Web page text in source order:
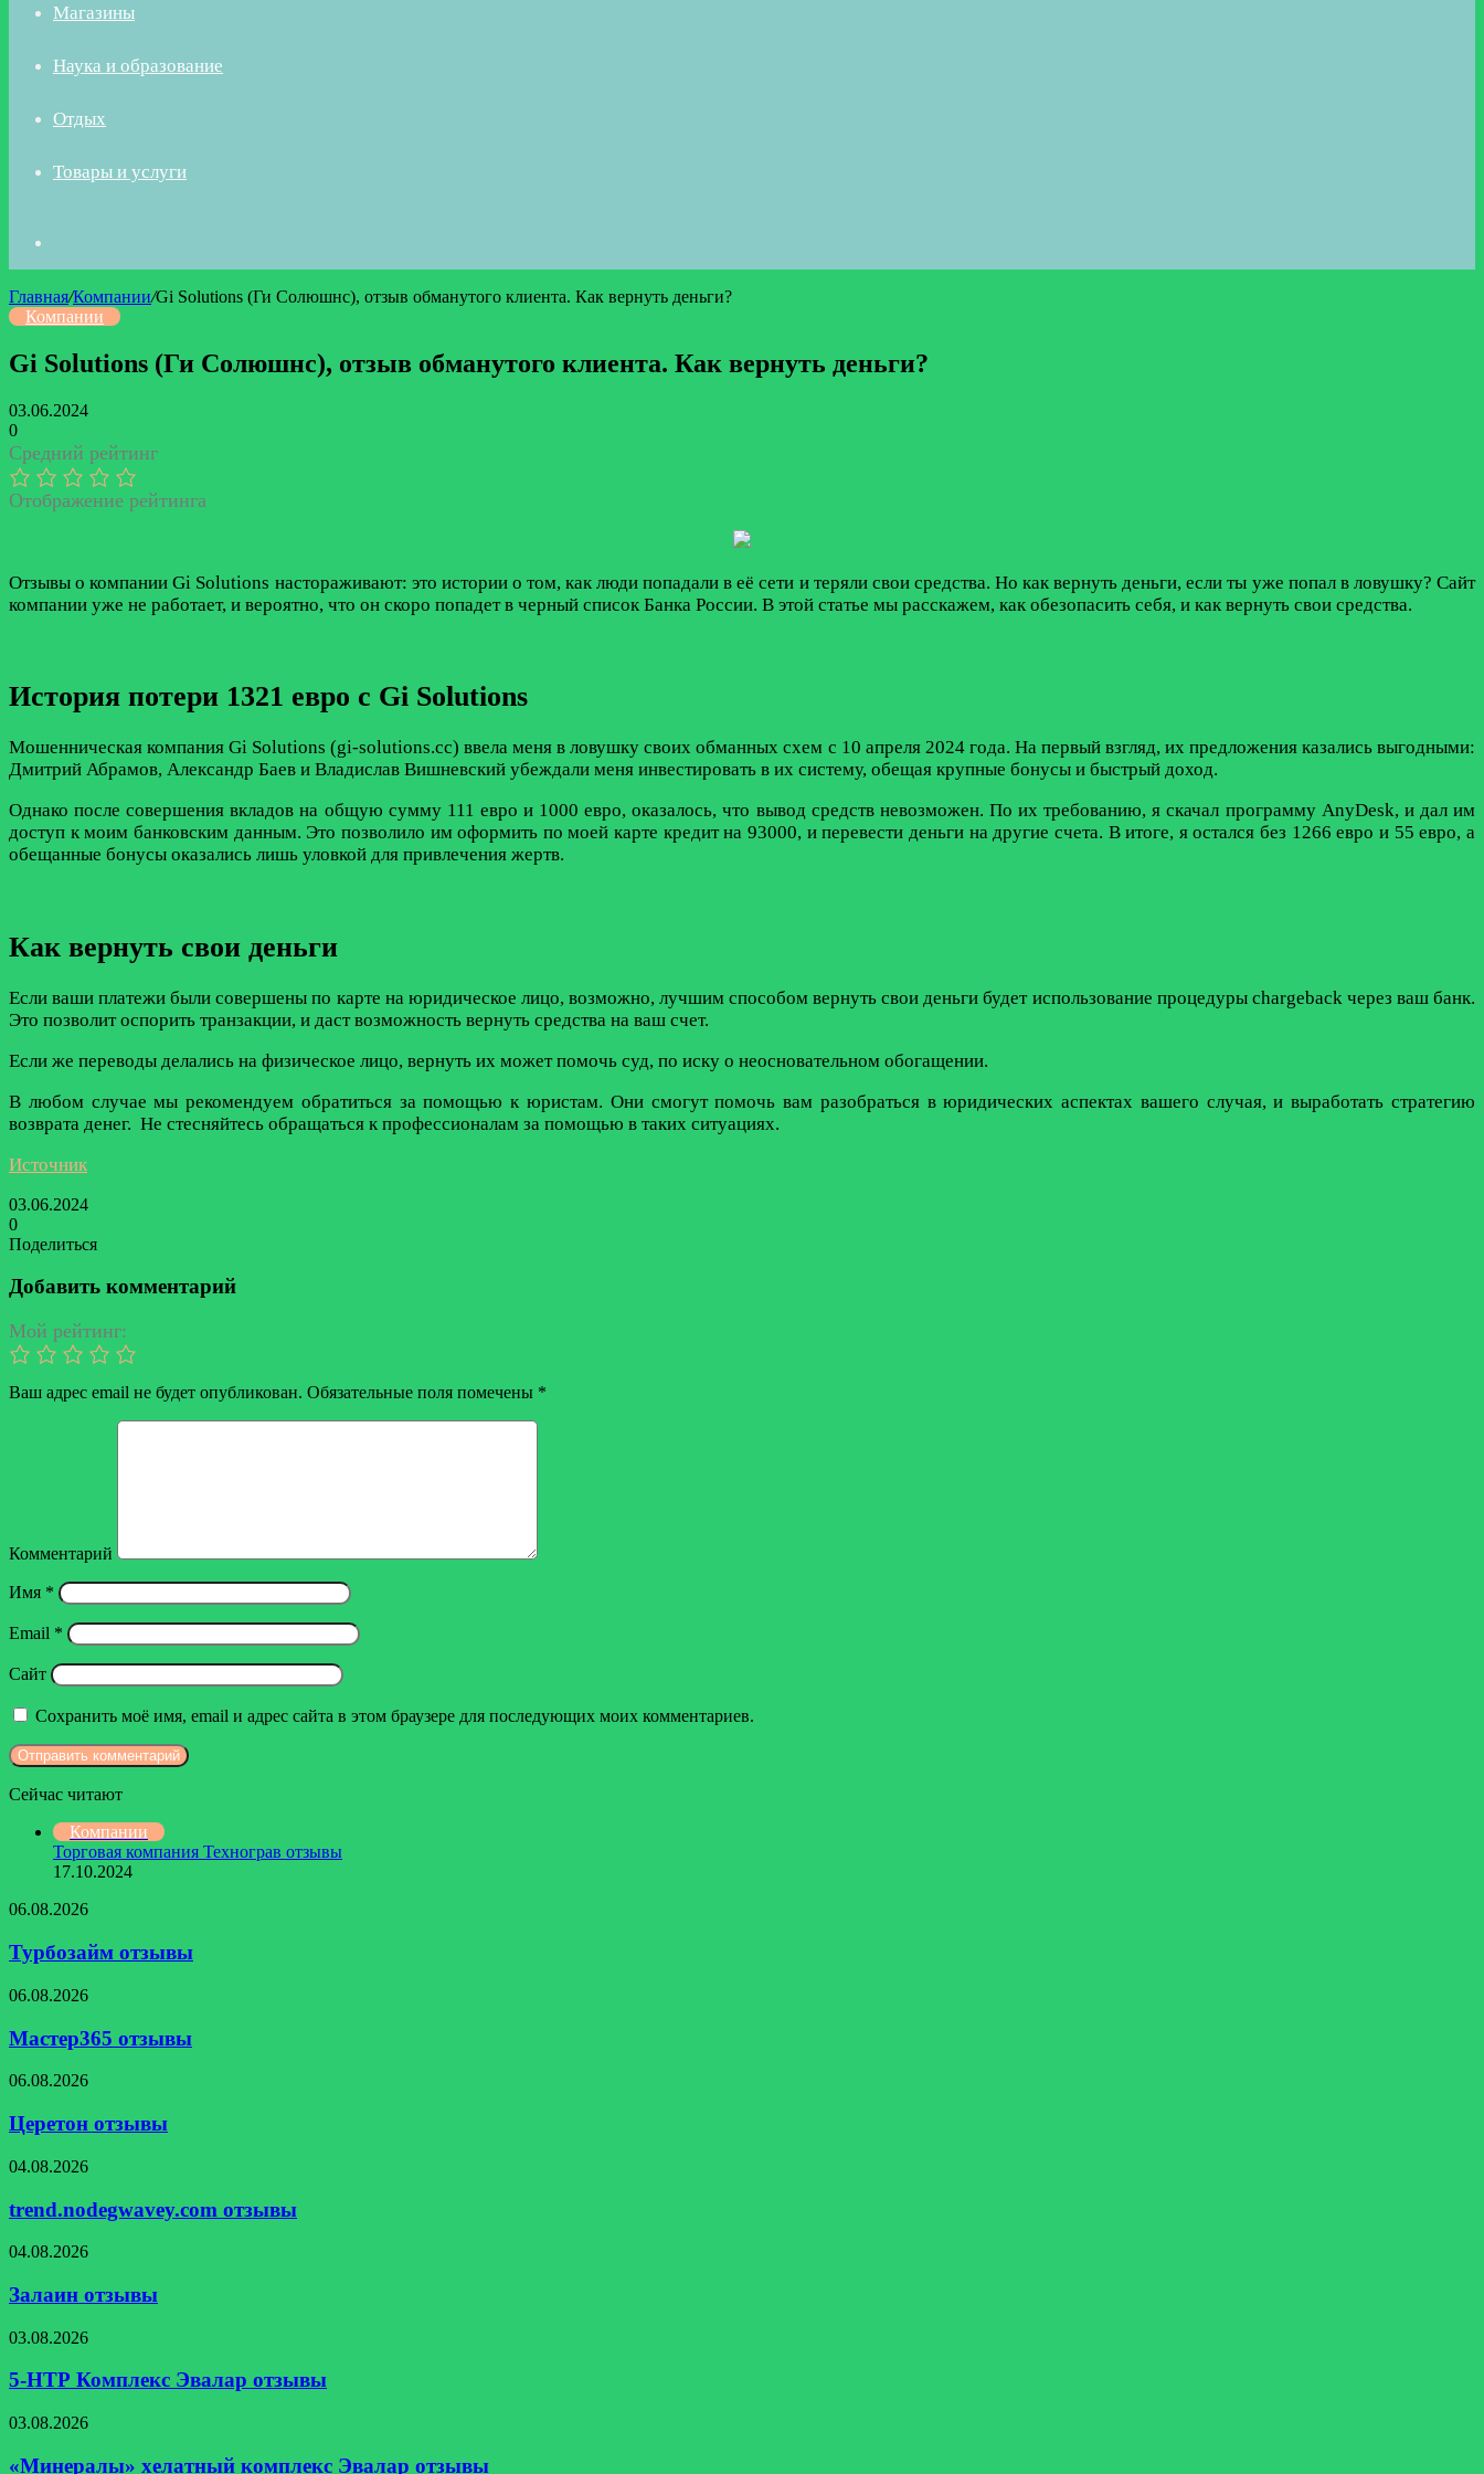
Магазины
Наука и образование
Отдых
Товары и услуги
Главная/Компании/Gi Solutions (Ги Солюшнс), отзыв обманутого клиента. Как вернуть деньги?
Компании
Gi Solutions (Ги Солюшнс), отзыв обманутого клиента. Как вернуть деньги?
03.06.2024
0
Средний рейтинг
Отображение рейтинга
Отзывы о компании Gi Solutions настораживают: это истории о том, как люди попадали в её сети и теряли свои средства. Но как вернуть деньги, если ты уже попал в ловушку? Сайт
компании уже не работает, и вероятно, что он скоро попадет в черный список Банка России. В этой статье мы расскажем, как обезопасить себя, и как вернуть свои средства.
История потери 1321 евро с Gi Solutions
Мошенническая компания Gi Solutions (gi-solutions.cc) ввела меня в ловушку своих обманных схем с 10 апреля 2024 года. На первый взгляд, их предложения казались выгодными:
Дмитрий Абрамов, Александр Баев и Владислав Вишневский убеждали меня инвестировать в их систему, обещая крупные бонусы и быстрый доход.
Однако после совершения вкладов на общую сумму 111 евро и 1000 евро, оказалось, что вывод средств невозможен. По их требованию, я скачал программу AnyDesk, и дал им
доступ к моим банковским данным. Это позволило им оформить по моей карте кредит на 93000, и перевести деньги на другие счета. В итоге, я остался без 1266 евро и 55 евро, а
обещанные бонусы оказались лишь уловкой для привлечения жертв.
Как вернуть свои деньги
Если ваши платежи были совершены по карте на юридическое лицо, возможно, лучшим способом вернуть свои деньги будет использование процедуры chargeback через ваш банк.
Это позволит оспорить транзакции, и даст возможность вернуть средства на ваш счет.
Если же переводы делались на физическое лицо, вернуть их может помочь суд, по иску о неосновательном обогащении.
В любом случае мы рекомендуем обратиться за помощью к юристам. Они смогут помочь вам разобраться в юридических аспектах вашего случая, и выработать стратегию
возврата денег. Не стесняйтесь обращаться к профессионалам за помощью в таких ситуациях.
Источник
03.06.2024
0
Поделиться
через
электронную
почту
Добавить комментарий
Мой рейтинг:
Ваш адрес email не будет опубликован. Обязательные поля помечены *
Комментарий
Имя *
Email *
Сайт
Сохранить моё имя, email и адрес сайта в этом браузере для последующих моих комментариев.
Сейчас читают
Компании
Торговая компания Технограв отзывы
17.10.2024
Турбозайм
06.08.2026
Турбозайм отзывы
Мастер365
06.08.2026
Мастер365 отзывы
Церетон
06.08.2026
Церетон отзывы
trend.nodegwavey.com
04.08.2026
trend.nodegwavey.com отзывы
Залаин
04.08.2026
Залаин отзывы
5-
Комплекс
отзывы
03.08.2026
5-НТР Комплекс Эвалар отзывы
«Минералы»
комплекс
03.08.2026
«Минералы» хелатный комплекс Эвалар отзывы